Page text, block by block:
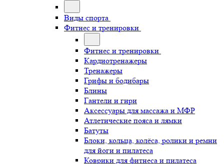
Виды спорта
Фитнес и тренировки
Фитнес и тренировки
Кардиотренажеры
Тренажеры
Грифы и бодибары
Блины
Гантели и гири
Аксессуары для массажа и МФР
Атлетические пояса и лямки
Батуты
Блоки, кольца, колёса, ролики и ремни
для йоги и пилатеса
Коврики для фитнеса и пилатеса